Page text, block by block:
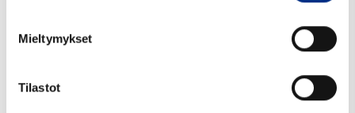
Mieltymykset
Tilastot
Yhteensopivat tuotteet